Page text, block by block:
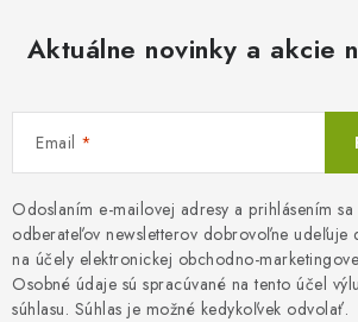
Aktuálne novinky a akcie
Email
Odoslaním e-mailovej adresy a prihlásením
odberateľov newsletterov dobrovoľne udeľuje
na účely elektronickej obchodno-
Osobné údaje sú spracúvané na tento účel
súhlasu. Súhlas je možné kedykoľvek odvolať.